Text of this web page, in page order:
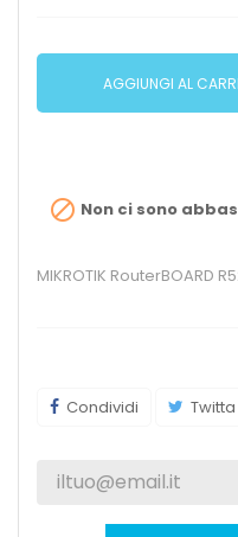
AGGIUNGI AL
 Non ci sono
MIKROTIK RouterBOARD
Condividi Twitta